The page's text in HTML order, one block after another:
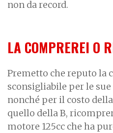
non da record.
LA COMPREREI O
Premetto che reputo la
sconsigliabile per le
nonché per il costo
quello della B,
motore 125cc che ha